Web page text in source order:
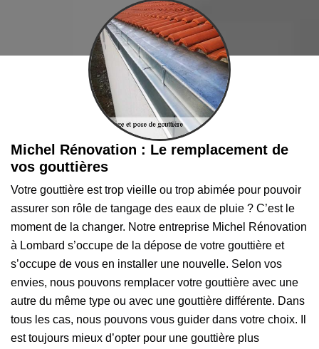
Michel Rénovation : Le remplacement de
vos gouttières
Votre gouttière est trop vieille ou trop abimée pour pouvoir
assurer son rôle de tangage des eaux de pluie ? C’est le
moment de la changer. Notre entreprise Michel Rénovation
à Lombard s’occupe de la dépose de votre gouttière et
s’occupe de vous en installer une nouvelle. Selon vos
envies, nous pouvons remplacer votre gouttière avec une
autre du même type ou avec une gouttière différente. Dans
tous les cas, nous pouvons vous guider dans votre choix. Il
est toujours mieux d’opter pour une gouttière plus